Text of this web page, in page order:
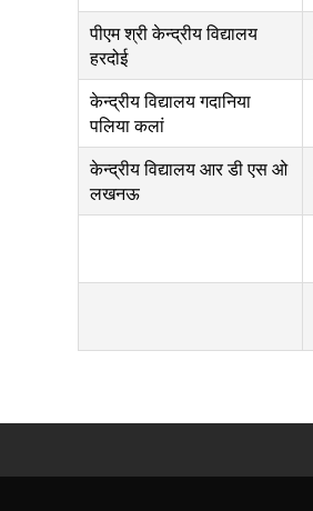
पीएम श्री केन्द्रीय विद्यालय
हरदोई
केन्द्रीय विद्यालय गदानिया
पलिया कलां
केन्द्रीय विद्यालय आर डी एस ओ
लखनऊ